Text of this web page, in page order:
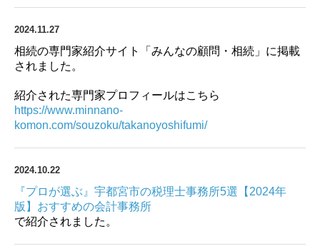
2024.11.27
相続の専門家紹介サイト「みんなの顧問・相続」に掲載
されました。
紹介された専門家プロフィールはこちら
https://www.minnano-
komon.com/souzoku/takanoyoshifumi/
2024.10.22
『プロが選ぶ』宇都宮市の税理士事務所5選【2024年
版】おすすめの会計事務所
で紹介されました。